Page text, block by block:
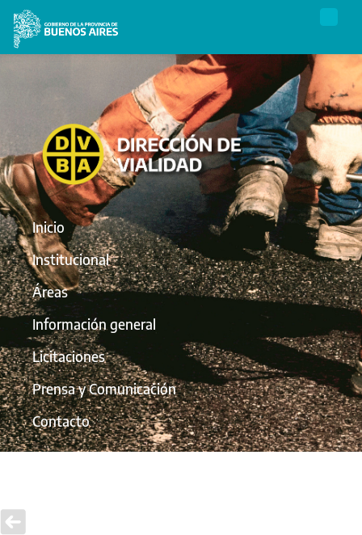
Inicio
Institucional
Áreas
Información general
Licitaciones
Prensa y Comunicación
Contacto